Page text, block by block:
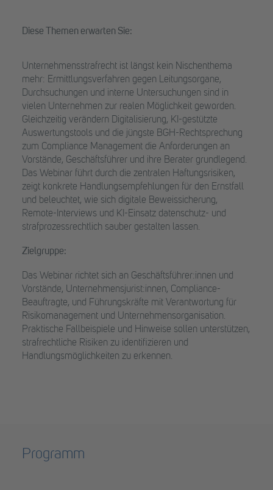
Diese Themen erwarten Sie:
Unternehmensstrafrecht ist längst kein Nischenthema
mehr: Ermittlungsverfahren gegen Leitungsorgane,
Durchsuchungen und interne Untersuchungen sind in
vielen Unternehmen zur realen Möglichkeit geworden.
Gleichzeitig verändern Digitalisierung, KI-gestützte
Auswertungstools und die jüngste BGH-Rechtsprechung
zum Compliance Management die Anforderungen an
Vorstände, Geschäftsführer und ihre Berater grundlegend.
Das Webinar führt durch die zentralen Haftungsrisiken,
zeigt konkrete Handlungsempfehlungen für den Ernstfall
und beleuchtet, wie sich digitale Beweissicherung,
Remote-Interviews und KI-Einsatz datenschutz- und
strafprozessrechtlich sauber gestalten lassen.
Zielgruppe:
Das Webinar richtet sich an Geschäftsführer:innen und
Vorstände, Unternehmensjurist:innen, Compliance-
Beauftragte, und Führungskräfte mit Verantwortung für
Risikomanagement und Unternehmensorganisation.
Praktische Fallbeispiele und Hinweise sollen unterstützen,
strafrechtliche Risiken zu identifizieren und
Handlungsmöglichkeiten zu erkennen.
Programm